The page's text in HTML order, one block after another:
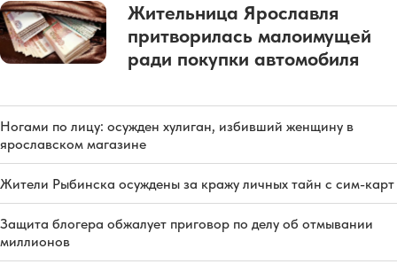
Жительница Ярославля
притворилась малоимущей
ради покупки автомобиля
Ногами по лицу: осужден хулиган, избивший женщину в
ярославском магазине
Жители Рыбинска осуждены за кражу личных тайн с сим-карт
Защита блогера обжалует приговор по делу об отмывании
миллионов